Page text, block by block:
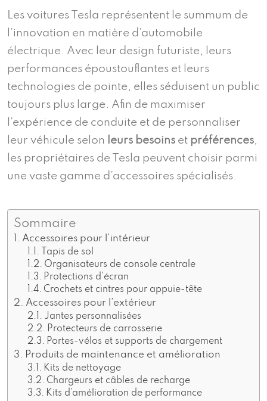
Les voitures Tesla représentent le summum de
l’innovation en matière d’automobile
électrique. Avec leur design futuriste, leurs
performances époustouflantes et leurs
technologies de pointe, elles séduisent un public
toujours plus large. Afin de maximiser
l’expérience de conduite et de personnaliser
leur véhicule selon leurs besoins et préférences,
les propriétaires de Tesla peuvent choisir parmi
une vaste gamme d’accessoires spécialisés.
Sommaire
Accessoires pour l’intérieur
Tapis de sol
Organisateurs de console centrale
Protections d’écran
Crochets et cintres pour appuie-tête
Accessoires pour l’extérieur
Jantes personnalisées
Protecteurs de carrosserie
Portes-vélos et supports de chargement
Produits de maintenance et amélioration
Kits de nettoyage
Chargeurs et câbles de recharge
Kits d’amélioration de performance